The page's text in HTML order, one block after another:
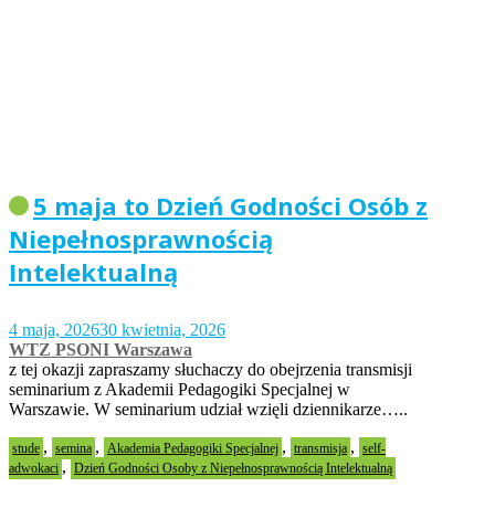
5 maja to Dzień Godności Osób z
Niepełnosprawnością
Intelektualną
4 maja, 202630 kwietnia, 2026
WTZ PSONI Warszawa
z tej okazji zapraszamy słuchaczy do obejrzenia transmisji
seminarium z Akademii Pedagogiki Specjalnej w
Warszawie. W seminarium udział wzięli dziennikarze…..
stude , semina , Akademia Pedagogiki Specjalnej , transmisja , self-
adwokaci , Dzień Godności Osoby z Niepełnosprawnością Intelektualną